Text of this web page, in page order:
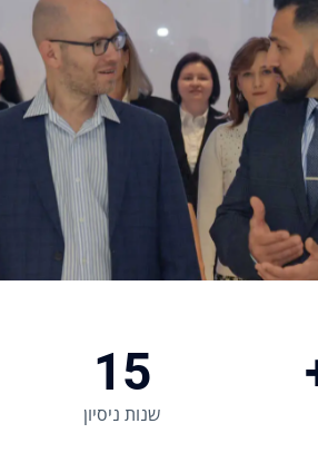
15
שנות ניסיון